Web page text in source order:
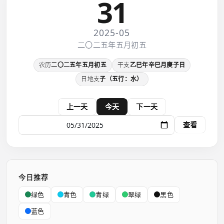
31
2025-05
二〇二五年五月初五
农历二〇二五年五月初五 干支乙巳年辛巳月庚子日
日地支子（五行：水）
上一天 今天
下一天
查看
今日推荐
绿色 青色 青绿 翠绿
黑色
蓝色